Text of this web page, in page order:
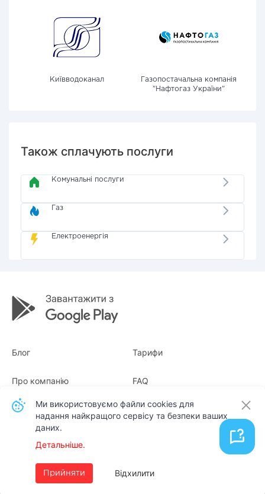
Київводоканал
Газопостачальна компанія
"Нафтогаз України"
Також сплачують послуги
Комунальні послуги
Газ
Електроенергія
Блог Тарифи
Про компанію
Квитанції
FAQ
Для бізнесу
Українська
Ми використовуємо файли cookies для
надання найкращого сервісу та безпеки ваших
даних.
Детальніше.
Прийняти Відхилити